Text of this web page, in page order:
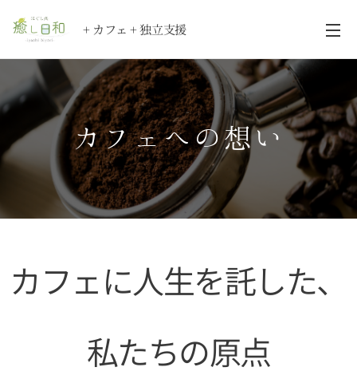
+ カフェ + 独立支援
カフェへの想い
カフェに人生を託した、
私たちの原点